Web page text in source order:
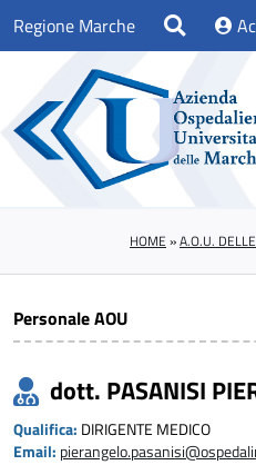
Regione Marche
HOME »A.O.U.
Personale AOU
dott. PASANISI
Qualifica: DIRIGENTE MEDICO
Email: